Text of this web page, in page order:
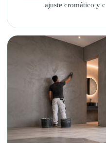
ajuste cromático y